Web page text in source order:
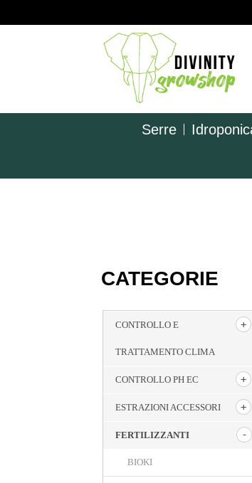
Serre
CATEGORIE
CONTROLLO E
TRATTAMENTO CLIMA
CONTROLLO PH EC
ESTRAZIONI ACCESSORI
FERTILIZZANTI
BIOKI